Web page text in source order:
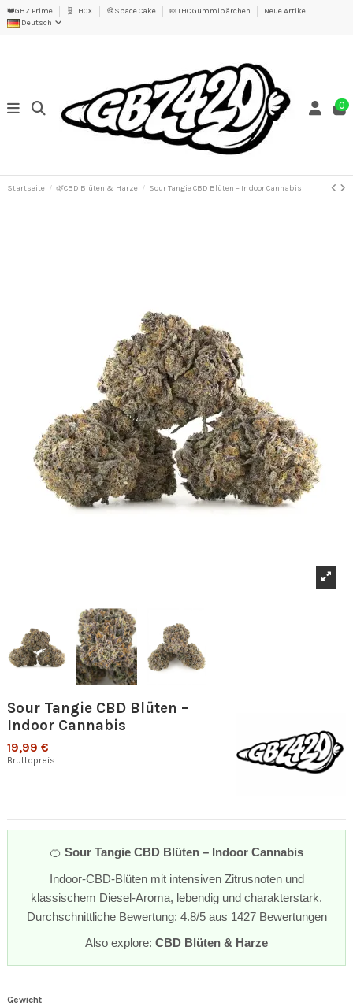
👑GBZ Prime 🧬THCX 🍪Space Cake 🍬THC Gummibärchen
Neue Artikel
Deutsch
0
Startseite 🌿CBD Blüten & Harze Sour Tangie CBD Blüten – Indoor Cannabis
Sour Tangie CBD Blüten –
Indoor Cannabis
19,99 €
Bruttopreis
🍊 Sour Tangie CBD Blüten – Indoor Cannabis
Indoor-CBD-Blüten mit intensiven Zitrusnoten und
klassischem Diesel-Aroma, lebendig und charakterstark.
Durchschnittliche Bewertung: 4.8/5 aus 1427 Bewertungen
Also explore: CBD Blüten & Harze
Gewicht